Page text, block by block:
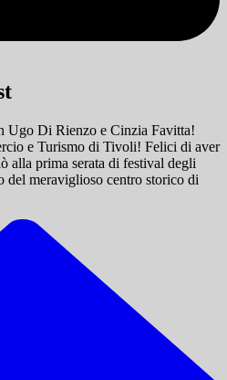
Ugo Di Rienzo e Cinzia Favitta!
e Turismo di Tivoli! Felici di aver
alla prima serata di festival degli
del meraviglioso centro storico di